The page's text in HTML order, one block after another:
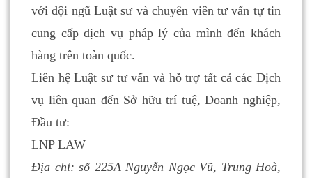
với đội ngũ Luật sư và chuyên viên tư vấn tự tin
cung cấp dịch vụ pháp lý của mình đến khách
hàng trên toàn quốc.
Liên hệ Luật sư tư vấn và hỗ trợ tất cả các Dịch
vụ liên quan đến Sở hữu trí tuệ, Doanh nghiệp,
Đầu tư:
LNP LAW
Địa chỉ: số 225A Nguyễn Ngọc Vũ, Trung Hoà,